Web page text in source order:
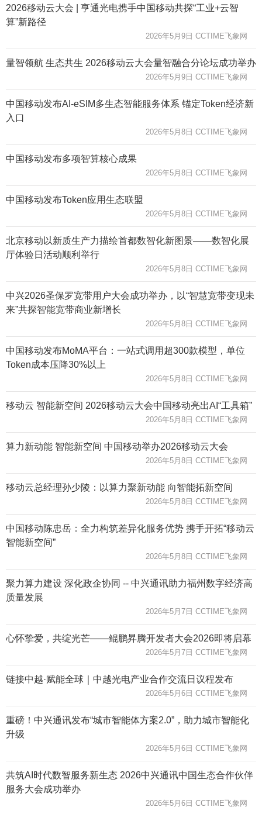
2026移动云大会 | 亨通光电携手中国移动共探“工业+云智
算”新路径
2026年5月9日 CCTIME飞象网
量智领航 生态共生 2026移动云大会量智融合分论坛成功举办
2026年5月9日 CCTIME飞象网
中国移动发布AI-eSIM多生态智能服务体系 锚定Token经济新
入口
2026年5月8日 CCTIME飞象网
中国移动发布多项智算核心成果
2026年5月8日 CCTIME飞象网
中国移动发布Token应用生态联盟
2026年5月8日 CCTIME飞象网
北京移动以新质生产力描绘首都数智化新图景——数智化展
厅体验日活动顺利举行
2026年5月8日 CCTIME飞象网
中兴2026圣保罗宽带用户大会成功举办，以“智慧宽带变现未
来”共探智能宽带商业新增长
2026年5月8日 CCTIME飞象网
中国移动发布MoMA平台：一站式调用超300款模型，单位
Token成本压降30%以上
2026年5月8日 CCTIME飞象网
移动云 智能新空间 2026移动云大会中国移动亮出AI“工具箱”
2026年5月8日 CCTIME飞象网
算力新动能 智能新空间 中国移动举办2026移动云大会
2026年5月8日 CCTIME飞象网
移动云总经理孙少陵：以算力聚新动能 向智能拓新空间
2026年5月8日 CCTIME飞象网
中国移动陈忠岳：全力构筑差异化服务优势 携手开拓“移动云
智能新空间”
2026年5月8日 CCTIME飞象网
聚力算力建设 深化政企协同 -- 中兴通讯助力福州数字经济高
质量发展
2026年5月7日 CCTIME飞象网
心怀挚爱，共绽光芒——鲲鹏昇腾开发者大会2026即将启幕
2026年5月7日 CCTIME飞象网
链接中越·赋能全球｜中越光电产业合作交流日议程发布
2026年5月6日 CCTIME飞象网
重磅！中兴通讯发布“城市智能体方案2.0”，助力城市智能化
升级
2026年5月6日 CCTIME飞象网
共筑AI时代数智服务新生态 2026中兴通讯中国生态合作伙伴
服务大会成功举办
2026年5月6日 CCTIME飞象网